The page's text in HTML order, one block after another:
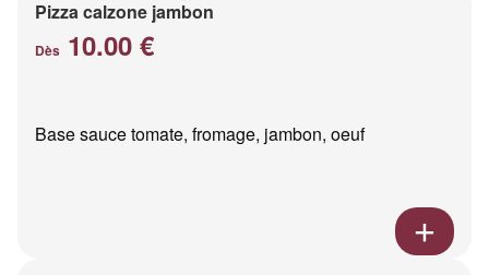
Pizza calzone jambon
Dès 10.00 €
Base sauce tomate, fromage, jambon, oeuf